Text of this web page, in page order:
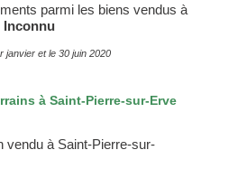
parmi les biens vendus à
Inconnu
janvier et le 30 juin 2020
à Saint-Pierre-sur-Erve
vendu à Saint-Pierre-sur-